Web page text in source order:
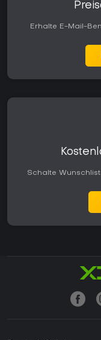
Erhalte E-Mail-
Schalte